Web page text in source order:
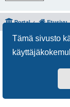
Tämä sivusto
Portal Etusivu